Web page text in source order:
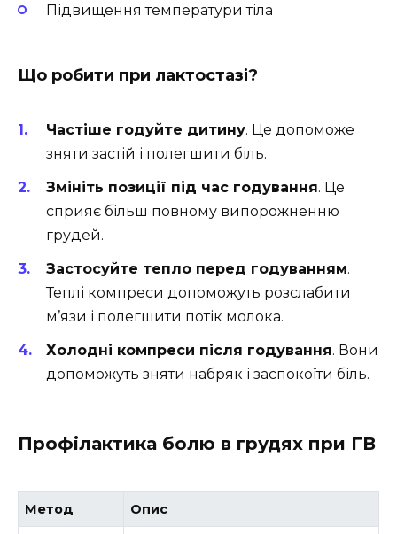
Підвищення температури тіла
Що робити при лактостазі?
Частіше годуйте дитину. Це допоможе
зняти застій і полегшити біль.
Змініть позиції під час годування. Це
сприяє більш повному випорожненню
грудей.
Застосуйте тепло перед годуванням.
Теплі компреси допоможуть розслабити
м’язи і полегшити потік молока.
Холодні компреси після годування. Вони
допоможуть зняти набряк і заспокоїти біль.
Профілактика болю в грудях при ГВ
Метод Опис